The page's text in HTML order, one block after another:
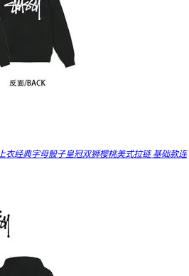
衣经典字母骰子皇冠双狮樱桃美式拉链 基础款连